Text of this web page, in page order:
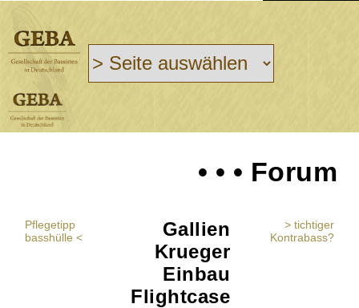
• • • Forum
Pflegetipp
basshülle <
Gallien
Krueger
Einbau
Flightcase
> tichtiger
Kontrabass?